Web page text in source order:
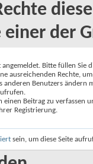
einer der
angemeldet. Bitte füllen Sie
ausreichenden Rechte,
anderen Benutzers
einen Beitrag zu verfassen
Registrierung.
sein, um diese Seite